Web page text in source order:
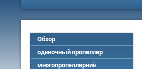
Обзор
одиночный пропеллер
многопропеллерний